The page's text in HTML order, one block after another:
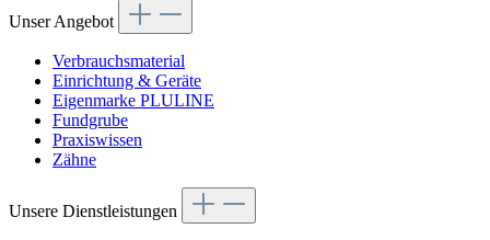
Unser Angebot
Verbrauchsmaterial
Einrichtung & Geräte
Eigenmarke PLULINE
Fundgrube
Praxiswissen
Zähne
Unsere Dienstleistungen